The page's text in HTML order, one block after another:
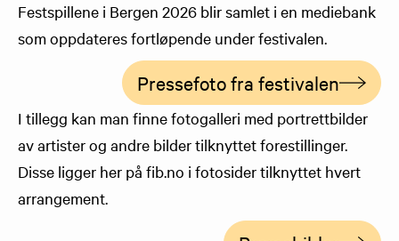
Festspillene i Bergen 2026 blir samlet i en mediebank
som oppdateres fortløpende under festivalen.
Pressefoto fra festivalen
I tillegg kan man finne fotogalleri med portrettbilder
av artister og andre bilder tilknyttet forestillinger.
Disse ligger her på fib.no i fotosider tilknyttet hvert
arrangement.